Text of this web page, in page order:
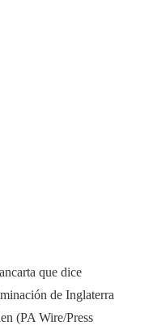
que dice
de Inglaterra
(PA Wire/Press